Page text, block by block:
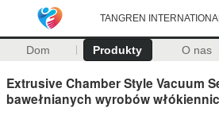
TANGREN
Dom Produkty O nas
Extrusive Chamber Style Vacuum
bawełnianych wyrobów